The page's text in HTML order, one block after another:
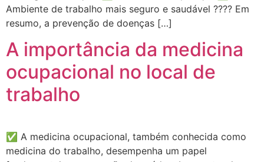
Ambiente de trabalho mais seguro e saudável ???? Em
resumo, a prevenção de doenças […]
A importância da medicina
ocupacional no local de
trabalho
✅ A medicina ocupacional, também conhecida como
medicina do trabalho, desempenha um papel